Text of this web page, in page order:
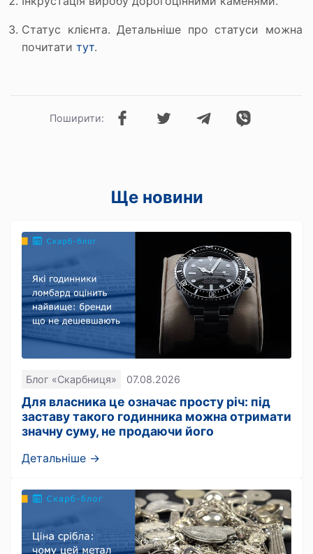
Статус клієнта. Детальніше про статуси можна
почитати тут.
Поширити:
Ще новини
Блог «Скарбниця» 07.08.2026
Для власника це означає просту річ: під
заставу такого годинника можна отримати
значну суму, не продаючи його
Детальніше →